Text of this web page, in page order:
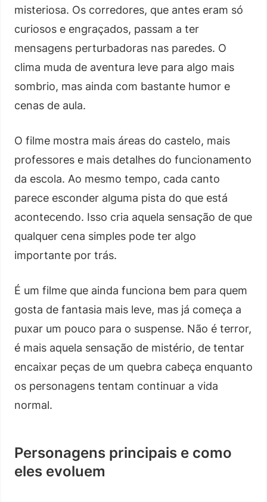
misteriosa. Os corredores, que antes eram só
curiosos e engraçados, passam a ter
mensagens perturbadoras nas paredes. O
clima muda de aventura leve para algo mais
sombrio, mas ainda com bastante humor e
cenas de aula.
O filme mostra mais áreas do castelo, mais
professores e mais detalhes do funcionamento
da escola. Ao mesmo tempo, cada canto
parece esconder alguma pista do que está
acontecendo. Isso cria aquela sensação de que
qualquer cena simples pode ter algo
importante por trás.
É um filme que ainda funciona bem para quem
gosta de fantasia mais leve, mas já começa a
puxar um pouco para o suspense. Não é terror,
é mais aquela sensação de mistério, de tentar
encaixar peças de um quebra cabeça enquanto
os personagens tentam continuar a vida
normal.
Personagens principais e como
eles evoluem